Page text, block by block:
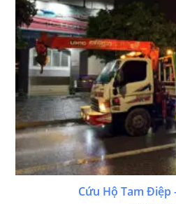
Cứu Hộ Tam Điệp